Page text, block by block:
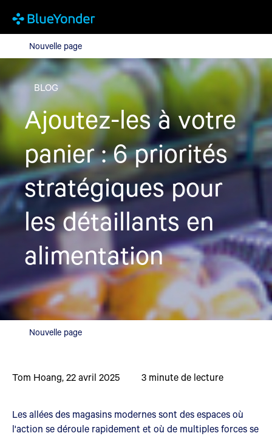
Nouvelle page
Nouvelle page
BLOG
Ajoutez-les à votre
panier : 6 priorités
stratégiques pour
les détaillants en
alimentation
Nouvelle page
Tom Hoang,22 avril 2025 3 minute de lecture
Les allées des magasins modernes sont des espaces où
l'action se déroule rapidement et où de multiples forces se